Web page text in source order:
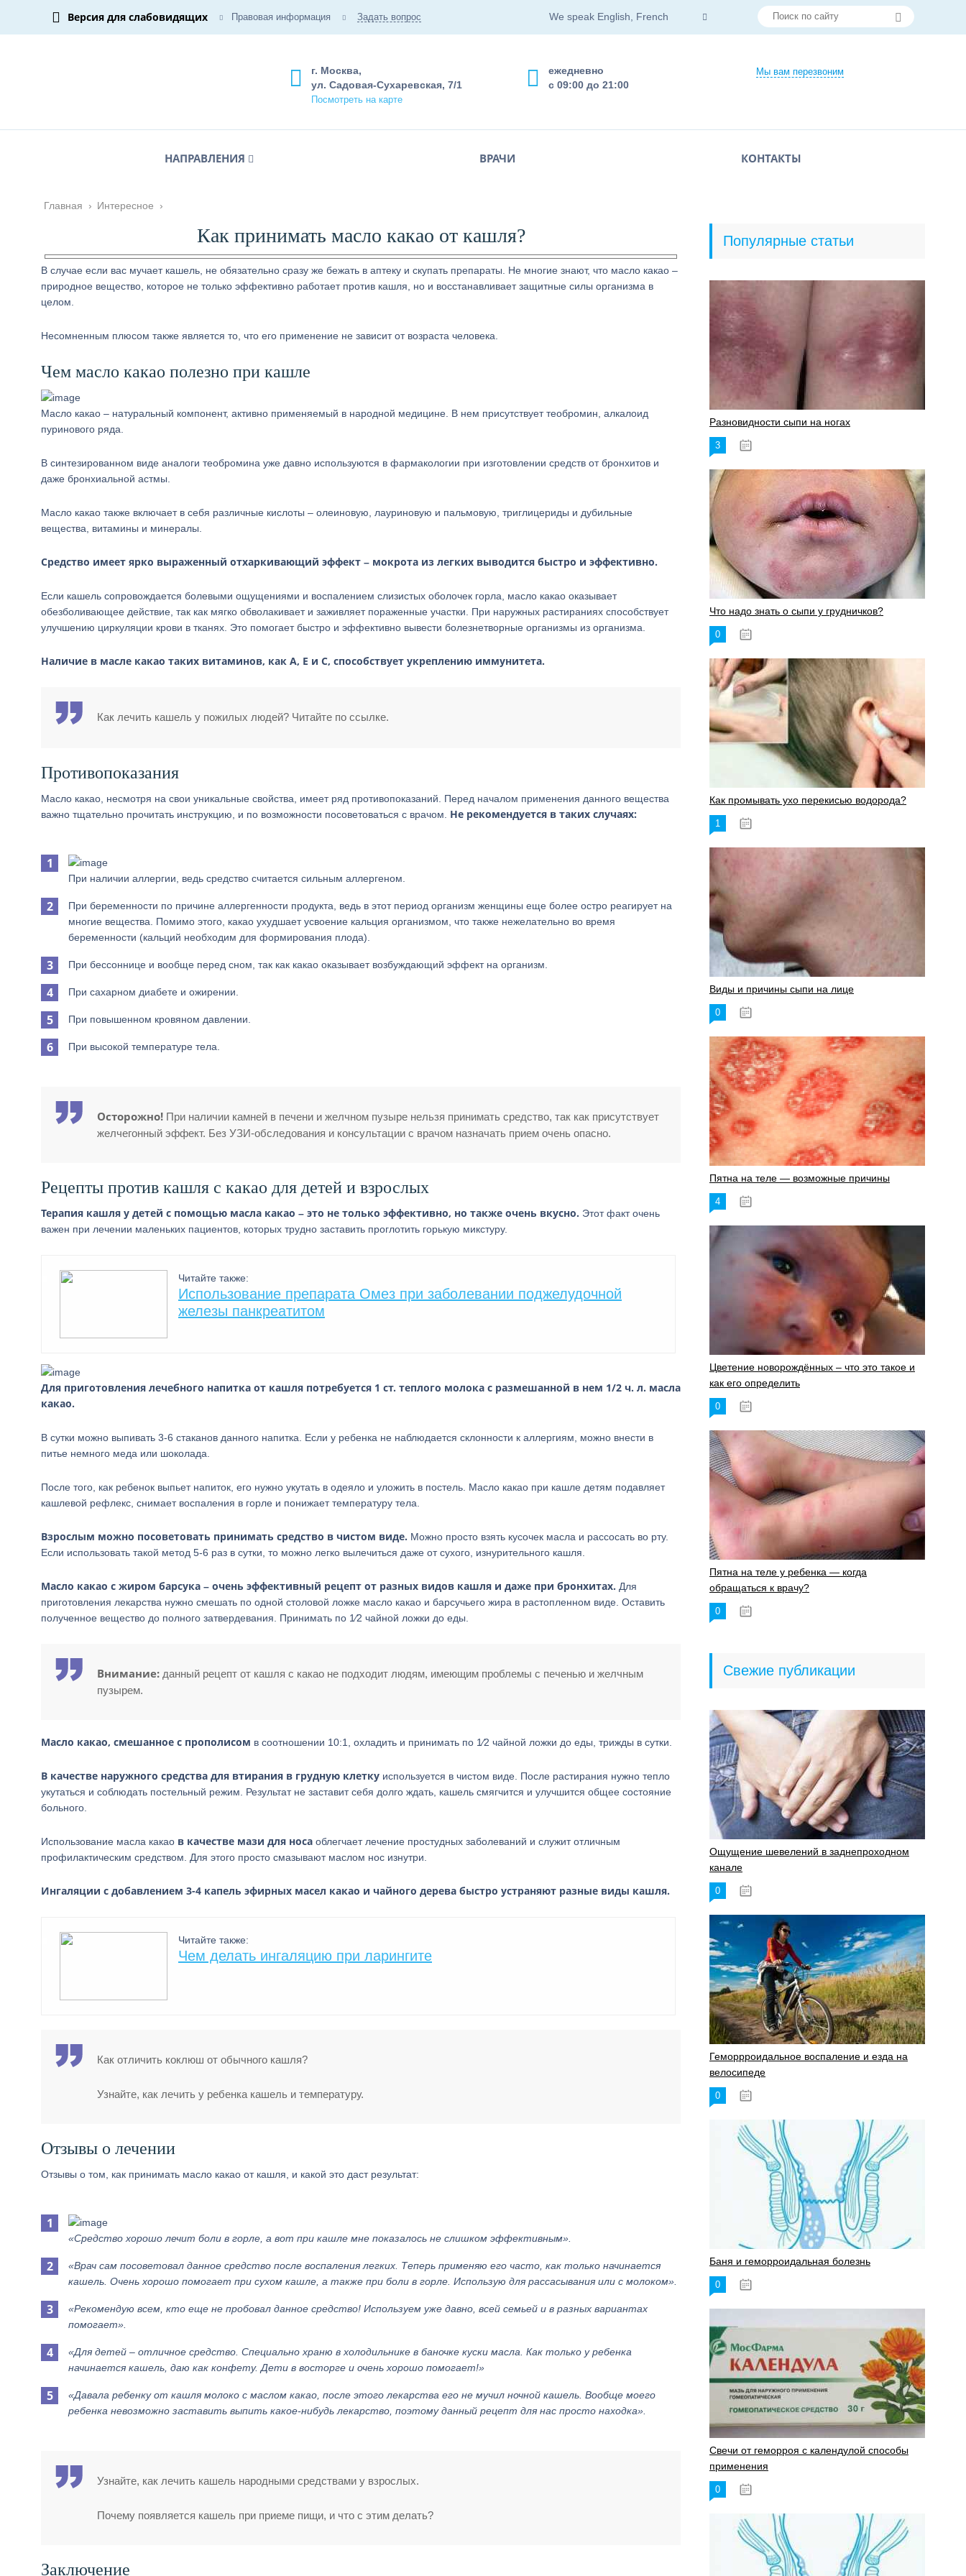
Версия для слабовидящих Правовая информация Задать вопрос We speak English, French
Мы вам перезвоним
ежедневно
с 09:00 до 21:00
г. Москва,
ул. Садовая-Сухаревская, 7/1
Посмотреть на карте
НАПРАВЛЕНИЯ ВРАЧИ КОНТАКТЫ
Главная › Интересное ›
Как принимать масло какао от кашля?
В случае если вас мучает кашель, не обязательно сразу же бежать в аптеку и скупать препараты. Не многие знают, что масло какао –
природное вещество, которое не только эффективно работает против кашля, но и восстанавливает защитные силы организма в
целом.
Несомненным плюсом также является то, что его применение не зависит от возраста человека.
Чем масло какао полезно при кашле
Масло какао – натуральный компонент, активно применяемый в народной медицине. В нем присутствует теобромин, алкалоид
пуринового ряда.
В синтезированном виде аналоги теобромина уже давно используются в фармакологии при изготовлении средств от бронхитов и
даже бронхиальной астмы.
Масло какао также включает в себя различные кислоты – олеиновую, лауриновую и пальмовую, триглицериды и дубильные
вещества, витамины и минералы.
Средство имеет ярко выраженный отхаркивающий эффект – мокрота из легких выводится быстро и эффективно.
Если кашель сопровождается болевыми ощущениями и воспалением слизистых оболочек горла, масло какао оказывает
обезболивающее действие, так как мягко обволакивает и заживляет пораженные участки. При наружных растираниях способствует
улучшению циркуляции крови в тканях. Это помогает быстро и эффективно вывести болезнетворные организмы из организма.
Наличие в масле какао таких витаминов, как А, Е и С, способствует укреплению иммунитета.
Как лечить кашель у пожилых людей? Читайте по ссылке.
Противопоказания
Масло какао, несмотря на свои уникальные свойства, имеет ряд противопоказаний. Перед началом применения данного вещества
важно тщательно прочитать инструкцию, и по возможности посоветоваться с врачом. Не рекомендуется в таких случаях:
При наличии аллергии, ведь средство считается сильным аллергеном.
При беременности по причине аллергенности продукта, ведь в этот период организм женщины еще более остро реагирует на
многие вещества. Помимо этого, какао ухудшает усвоение кальция организмом, что также нежелательно во время
беременности (кальций необходим для формирования плода).
При бессоннице и вообще перед сном, так как какао оказывает возбуждающий эффект на организм.
При сахарном диабете и ожирении.
При повышенном кровяном давлении.
При высокой температуре тела.
Осторожно! При наличии камней в печени и желчном пузыре нельзя принимать средство, так как присутствует
желчегонный эффект. Без УЗИ-обследования и консультации с врачом назначать прием очень опасно.
Рецепты против кашля с какао для детей и взрослых
Терапия кашля у детей с помощью масла какао – это не только эффективно, но также очень вкусно. Этот факт очень
важен при лечении маленьких пациентов, которых трудно заставить проглотить горькую микстуру.
Читайте также:
Использование препарата Омез при заболевании поджелудочной
железы панкреатитом
Для приготовления лечебного напитка от кашля потребуется 1 ст. теплого молока с размешанной в нем 1/2 ч. л. масла
какао.
В сутки можно выпивать 3-6 стаканов данного напитка. Если у ребенка не наблюдается склонности к аллергиям, можно внести в
питье немного меда или шоколада.
После того, как ребенок выпьет напиток, его нужно укутать в одеяло и уложить в постель. Масло какао при кашле детям подавляет
кашлевой рефлекс, снимает воспаления в горле и понижает температуру тела.
Взрослым можно посоветовать принимать средство в чистом виде. Можно просто взять кусочек масла и рассосать во рту.
Если использовать такой метод 5-6 раз в сутки, то можно легко вылечиться даже от сухого, изнурительного кашля.
Масло какао с жиром барсука – очень эффективный рецепт от разных видов кашля и даже при бронхитах. Для
приготовления лекарства нужно смешать по одной столовой ложке масло какао и барсучьего жира в растопленном виде. Оставить
полученное вещество до полного затвердевания. Принимать по 1⁄2 чайной ложки до еды.
Внимание: данный рецепт от кашля с какао не подходит людям, имеющим проблемы с печенью и желчным
пузырем.
Масло какао, смешанное с прополисом в соотношении 10:1, охладить и принимать по 1⁄2 чайной ложки до еды, трижды в сутки.
В качестве наружного средства для втирания в грудную клетку используется в чистом виде. После растирания нужно тепло
укутаться и соблюдать постельный режим. Результат не заставит себя долго ждать, кашель смягчится и улучшится общее состояние
больного.
Использование масла какао в качестве мази для носа облегчает лечение простудных заболеваний и служит отличным
профилактическим средством. Для этого просто смазывают маслом нос изнутри.
Ингаляции с добавлением 3-4 капель эфирных масел какао и чайного дерева быстро устраняют разные виды кашля.
Читайте также:
Чем делать ингаляцию при ларингите
Как отличить коклюш от обычного кашля?
Узнайте, как лечить у ребенка кашель и температуру.
Отзывы о лечении
Отзывы о том, как принимать масло какао от кашля, и какой это даст результат:
«Средство хорошо лечит боли в горле, а вот при кашле мне показалось не слишком эффективным».
«Врач сам посоветовал данное средство после воспаления легких. Теперь применяю его часто, как только начинается
кашель. Очень хорошо помогает при сухом кашле, а также при боли в горле. Использую для рассасывания или с молоком».
«Рекомендую всем, кто еще не пробовал данное средство! Используем уже давно, всей семьей и в разных вариантах
помогает».
«Для детей – отличное средство. Специально храню в холодильнике в баночке куски масла. Как только у ребенка
начинается кашель, даю как конфету. Дети в восторге и очень хорошо помогает!»
«Давала ребенку от кашля молоко с маслом какао, после этого лекарства его не мучил ночной кашель. Вообще моего
ребенка невозможно заставить выпить какое-нибудь лекарство, поэтому данный рецепт для нас просто находка».
Узнайте, как лечить кашель народными средствами у взрослых.
Почему появляется кашель при приеме пищи, и что с этим делать?
Заключение
Популярные статьи
Разновидности сыпи на ногах
3
Что надо знать о сыпи у грудничков?
0
Как промывать ухо перекисью водорода?
1
Виды и причины сыпи на лице
0
Пятна на теле — возможные причины
4
Цветение новорождённых – что это такое и
как его определить
0
Пятна на теле у ребенка — когда
обращаться к врачу?
0
Свежие публикации
Ощущение шевелений в заднепроходном
канале
0
Геморрроидальное воспаление и езда на
велосипеде
0
Баня и геморроидальная болезнь
0
Свечи от геморроя с календулой способы
применения
0